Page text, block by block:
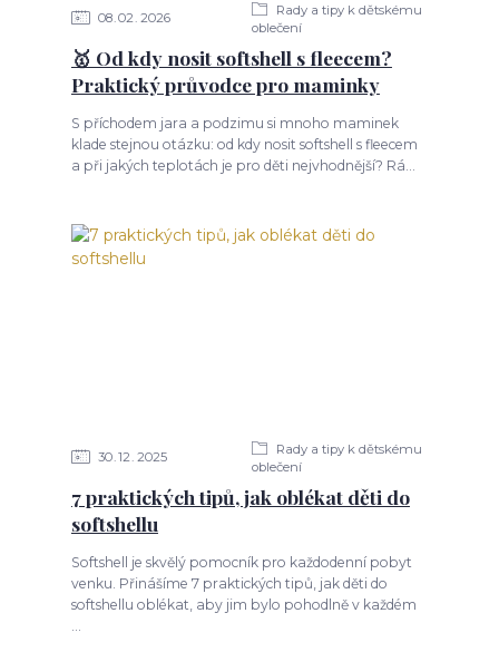
08 02 2026
Rady a tipy k dětskému
oblečení
🥇 Od kdy nosit softshell s fleecem?
Praktický průvodce pro maminky
S příchodem jara a podzimu si mnoho maminek
klade stejnou otázku: od kdy nosit softshell s fleecem
a při jakých teplotách je pro děti nejvhodnější? Rá...
30 12 2025
Rady a tipy k dětskému
oblečení
7 praktických tipů, jak oblékat děti do
softshellu
Softshell je skvělý pomocník pro každodenní pobyt
venku. Přinášíme 7 praktických tipů, jak děti do
softshellu oblékat, aby jim bylo pohodlně v každém